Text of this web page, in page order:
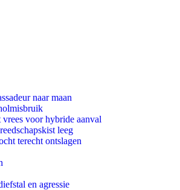
naar maan
voor hybride aanval
leeg
terecht ontslagen
en agressie